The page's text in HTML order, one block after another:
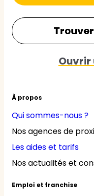
À propos
Qui sommes-nous ?
Nos agences de
Les aides et tarifs
Nos actualités et
Emploi et franchise
Ouvrir